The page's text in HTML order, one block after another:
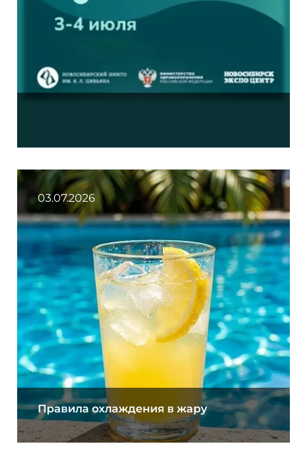
03.07.2026
Правила охлаждения в жару